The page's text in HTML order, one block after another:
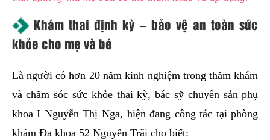
Khám thai định kỳ – bảo vệ an toàn sức
khỏe cho mẹ và bé
Là người có hơn 20 năm kinh nghiệm trong thăm khám
và chăm sóc sức khỏe thai kỳ, bác sỹ chuyên sản phụ
khoa I Nguyễn Thị Nga, hiện đang công tác tại phòng
khám Đa khoa 52 Nguyễn Trãi cho biết: